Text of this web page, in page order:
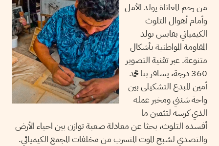
من رحم المعاناة يولد الأمل
وأمام أهوال التلوث
الكيميائي بقابس تولد
المقاومة المواطنية بأشكال
متنوعة. عبر تقنية التصوير
360 درجة، يسافر بنا محمد
أمين المبدع التشكيلي بين
واحة شنني ومخبر عمله
الذي كرسه لتثمين ما
أفسده التلوث، بحثا عن معادلة صعبة توازن بين احياء الأرض
والتصدي لشبح الموت المتسرب من مخلفات المجمع الكيميائي.